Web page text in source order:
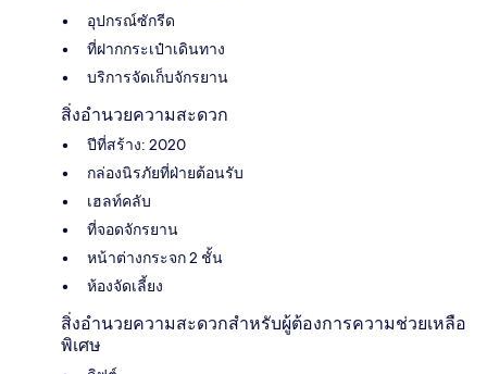
อุปกรณ์ซักรีด
ที่ฝากกระเป๋าเดินทาง
บริการจัดเก็บจักรยาน
สิ่งอำนวยความสะดวก
ปีที่สร้าง: 2020
กล่องนิรภัยที่ฝ่ายต้อนรับ
เฮลท์คลับ
ที่จอดจักรยาน
หน้าต่างกระจก 2 ชั้น
ห้องจัดเลี้ยง
สิ่งอำนวยความสะดวกสำหรับผู้ต้องการความช่วยเหลือ
พิเศษ